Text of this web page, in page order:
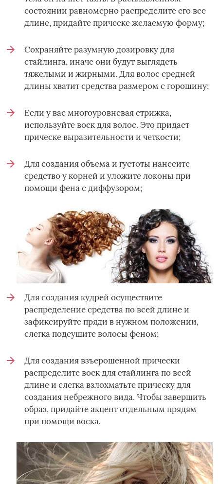
состоянии равномерно распределите его все
длине, придайте прическе желаемую форму;
Сохраняйте разумную дозировку для
стайлинга, иначе они будут выглядеть
тяжелыми и жирными. Для волос средней
длины хватит средства размером с горошину;
Если у вас многоуровневая стрижка,
используйте воск для волос. Это придаст
прическе выразительности и четкости;
Для создания объема и густоты нанесите
средство у корней и уложите локоны при
помощи фена с диффузором;
Для создания кудрей осуществите
распределение средства по всей длине и
зафиксируйте пряди в нужном положении,
слегка подсушите волосы феном;
Для создания взъерошенной прически
распределите воск для стайлинга по всей
длине и слегка взлохматьте прическу для
создания небрежного вида. Чтобы завершить
образ, придайте акцент отдельным прядям
при помощи воска.